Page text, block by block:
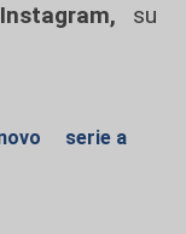
, su
serie a